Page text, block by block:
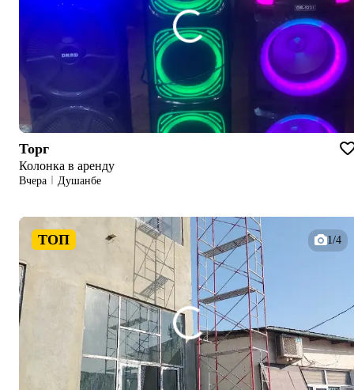
Торг
Колонка в аренду
Вчера Душанбе
ТОП 1/4